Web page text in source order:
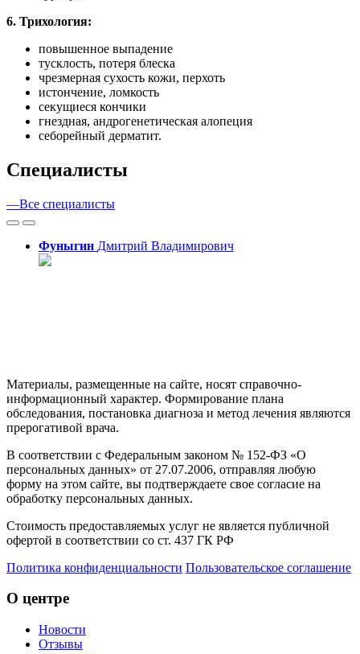
6. Трихология:
повышенное выпадение
тусклость, потеря блеска
чрезмерная сухость кожи, перхоть
истончение, ломкость
секущиеся кончики
гнездная, андрогенетическая алопеция
себорейный дерматит.
Cпециалисты
—Все специалисты
Фуныгин Дмитрий Владимирович
Материалы, размещенные на сайте, носят справочно-
информационный характер. Формирование плана
обследования, постановка диагноза и метод лечения являются
прерогативой врача.
В соответствии с Федеральным законом № 152-ФЗ «О
персональных данных» от 27.07.2006, отправляя любую
форму на этом сайте, вы подтверждаете свое согласие на
обработку персональных данных.
Стоимость предоставляемых услуг не является публичной
офертой в соответствии со ст. 437 ГК РФ
Политика конфиденциальности Пользовательское соглашение
О центре
Новости
Отзывы